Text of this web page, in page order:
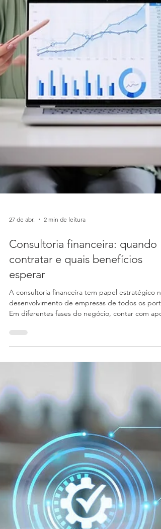
contratar e quais benefícios
esperar
A consultoria financeira tem papel estratégico no
desenvolvimento de empresas de todos os
Em diferentes fases do negócio, contar com
especializado pode contribuir para decisões mais
seguras, melhor uso dos recursos e maior
previsibilidade financeira. Quando aplicada no
momento certo, a consultoria financeira ajuda a
identificar oportunidades de melhoria, organizar
processos e fortalecer o crescimento da
Neste artigo, você vai entender quando